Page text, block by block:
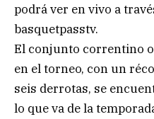
podrá ver en vivo a
basquetpasstv.
El conjunto correntino
en el torneo, con un
seis derrotas, se
lo que va de la